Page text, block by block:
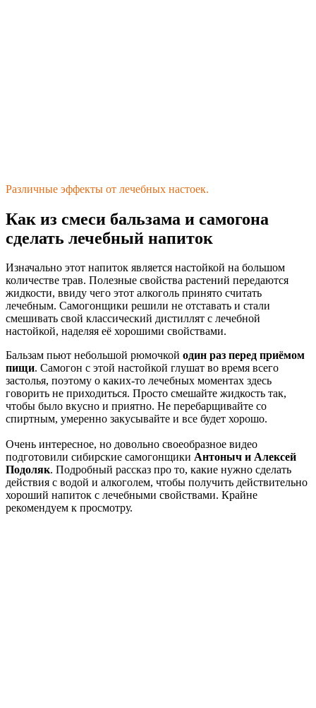
Различные эффекты от лечебных настоек.
Как из смеси бальзама и самогона
сделать лечебный напиток
Изначально этот напиток является настойкой на большом
количестве трав. Полезные свойства растений передаются
жидкости, ввиду чего этот алкоголь принято считать
лечебным. Самогонщики решили не отставать и стали
смешивать свой классический дистиллят с лечебной
настойкой, наделяя её хорошими свойствами.
Бальзам пьют небольшой рюмочкой один раз перед приёмом
пищи. Самогон с этой настойкой глушат во время всего
застолья, поэтому о каких-то лечебных моментах здесь
говорить не приходиться. Просто смешайте жидкость так,
чтобы было вкусно и приятно. Не перебарщивайте со
спиртным, умеренно закусывайте и все будет хорошо.
Очень интересное, но довольно своеобразное видео
подготовили сибирские самогонщики Антоныч и Алексей
Подоляк. Подробный рассказ про то, какие нужно сделать
действия с водой и алкоголем, чтобы получить действительно
хороший напиток с лечебными свойствами. Крайне
рекомендуем к просмотру.